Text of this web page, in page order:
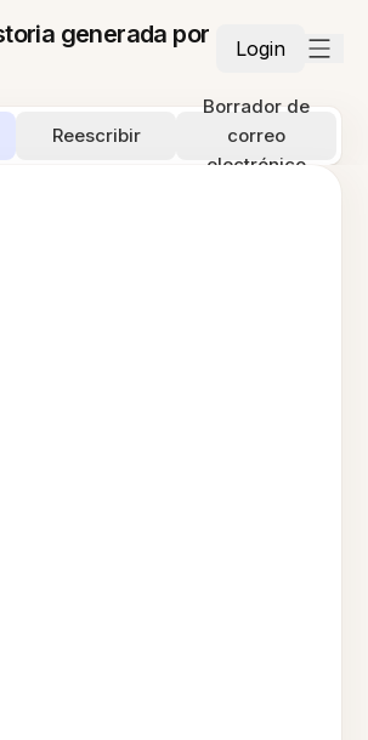
generada por
Login
Reescribir
Borrador de
correo
electrónico